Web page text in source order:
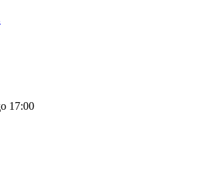
17:00ЧТО ИСКАЛИ